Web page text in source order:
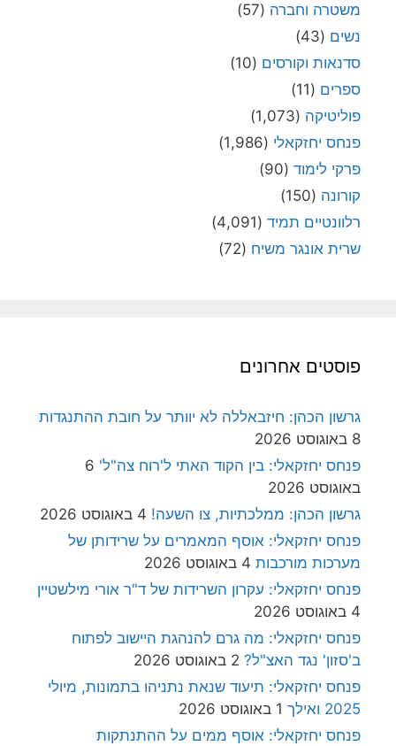
משטרה וחברה (57)
נשים (43)
סדנאות וקורסים (10)
ספרים (11)
פוליטיקה (1,073)
פנחס יחזקאלי (1,986)
פרקי לימוד (90)
קורונה (150)
רלוונטיים תמיד (4,091)
שרית אונגר משיח (72)
פוסטים אחרונים
גרשון הכהן: חיזבאללה לא יוותר על חובת ההתנגדות
8 באוגוסט 2026
פנחס יחזקאלי: בין הקוד האתי ל'רוח צה"ל' 6
באוגוסט 2026
גרשון הכהן: ממלכתיות, צו השעה! 4 באוגוסט 2026
פנחס יחזקאלי: אוסף המאמרים על שרידותן של
מערכות מורכבות 4 באוגוסט 2026
פנחס יחזקאלי: עקרון השרידות של ד"ר אורי מילשטיין
4 באוגוסט 2026
פנחס יחזקאלי: מה גרם להנהגת היישוב לפתוח
ב'סזון' נגד האצ"ל? 2 באוגוסט 2026
פנחס יחזקאלי: תיעוד שנאת נתניהו בתמונות, מיולי
2025 ואילך
1 באוגוסט 2026
פנחס יחזקאלי: אוסף ממים על ההתנתקות